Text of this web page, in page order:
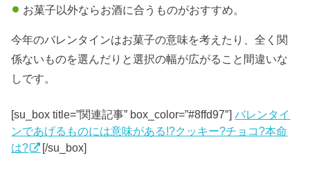
お菓子以外ならお酒に合うものがおすすめ。
今年のバレンタインはお菓子の意味を考えたり、全く関
係ないものを選んだりと選択の幅が広がること間違いな
しです。
[su_box title=”関連記事” box_color=”#8ffd97″]バレンタイ
ンであげるものには意味がある!?クッキー?チョコ?本命
は?
[/su_box]